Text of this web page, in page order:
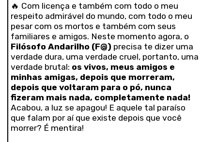
🔥 Com licença e também com todo o meu
respeito admirável do mundo, com todo o meu
pesar com os mortos e também com seus
familiares e amigos. Neste momento agora, o
Filósofo Andarilho (F@) precisa te dizer uma
verdade dura, uma verdade cruel, portanto, uma
verdade brutal: os vivos, meus amigos e
minhas amigas, depois que morreram,
depois que voltaram para o pó, nunca
fizeram mais nada, completamente nada!
Acabou, a luz se apagou! E aquele tal paraíso
que falam por aí que existe depois que você
morrer? É mentira!